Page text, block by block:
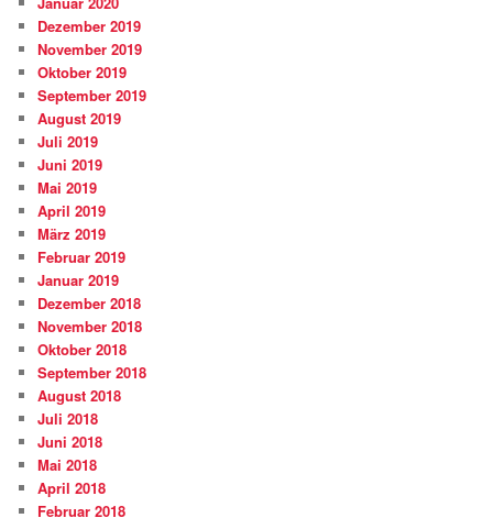
Dezember 2019
November 2019
Oktober 2019
September 2019
August 2019
Juli 2019
Juni 2019
Mai 2019
April 2019
März 2019
Februar 2019
Januar 2019
Dezember 2018
November 2018
Oktober 2018
September 2018
August 2018
Juli 2018
Juni 2018
Mai 2018
April 2018
Februar 2018